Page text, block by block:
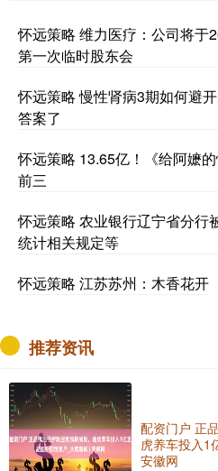
怀远策略 维力医疗：公司将于
第一次临时股东会
怀远策略 慢性肾病3期如何避
答案了
怀远策略 13.65亿！《给阿嬷
前三
怀远策略 农业银行辽宁省分行
统计相关规定等
怀远策略 江苏苏州：木香花开
推荐资讯
配资门户 正
虎养车投入1
安徽网